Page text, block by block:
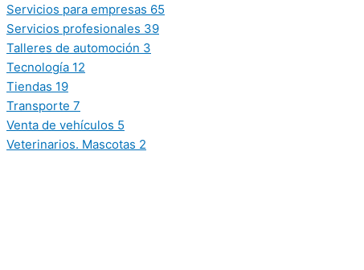
Servicios para empresas 65
Servicios profesionales 39
Talleres de automoción 3
Tecnología 12
Tiendas 19
Transporte 7
Venta de vehículos 5
Veterinarios. Mascotas 2